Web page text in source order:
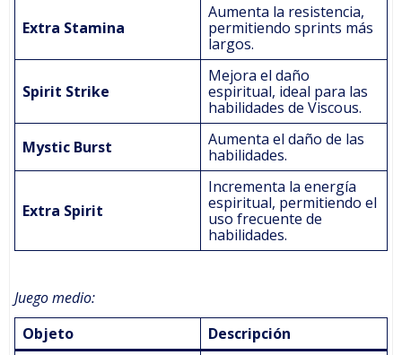
Extra Stamina
Aumenta la resistencia,
permitiendo sprints más
largos.
Spirit Strike
Mejora el daño
espiritual, ideal para las
habilidades de Viscous.
Mystic Burst
Aumenta el daño de las
habilidades.
Extra Spirit
Incrementa la energía
espiritual, permitiendo el
uso frecuente de
habilidades.
Juego medio:
Objeto
Descripción